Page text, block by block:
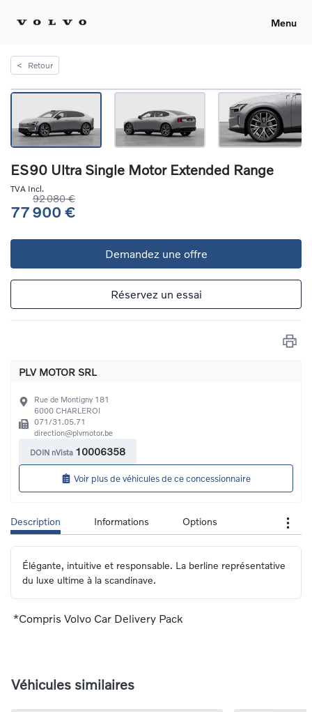
Menu
< Retour
ES90 Ultra Single Motor Extended Range
TVA Incl.
92 080 €
77 900 €
Demandez une offre
Réservez un essai
PLV MOTOR SRL
Rue de Montigny 181
6000 CHARLEROI
071/31.05.71
direction@plvmotor.be
DOIN nVista 10006358
Voir plus de véhicules de ce concessionnaire
Description Informations Options
Élégante, intuitive et responsable. La berline représentative
du luxe ultime à la scandinave.
*Compris Volvo Car Delivery Pack
Véhicules similaires